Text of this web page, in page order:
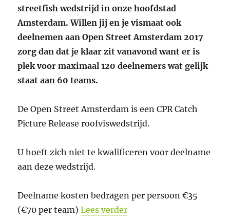
streetfish wedstrijd in onze hoofdstad
Amsterdam. Willen jij en je vismaat ook
deelnemen aan Open Street Amsterdam 2017
zorg dan dat je klaar zit vanavond want er is
plek voor maximaal 120 deelnemers wat gelijk
staat aan 60 teams.
De Open Street Amsterdam is een CPR Catch
Picture Release roofviswedstrijd.
U hoeft zich niet te kwalificeren voor deelname
aan deze wedstrijd.
Deelname kosten bedragen per persoon €35
(€70 per team)Lees verder“INSCHRIJVING OPEN